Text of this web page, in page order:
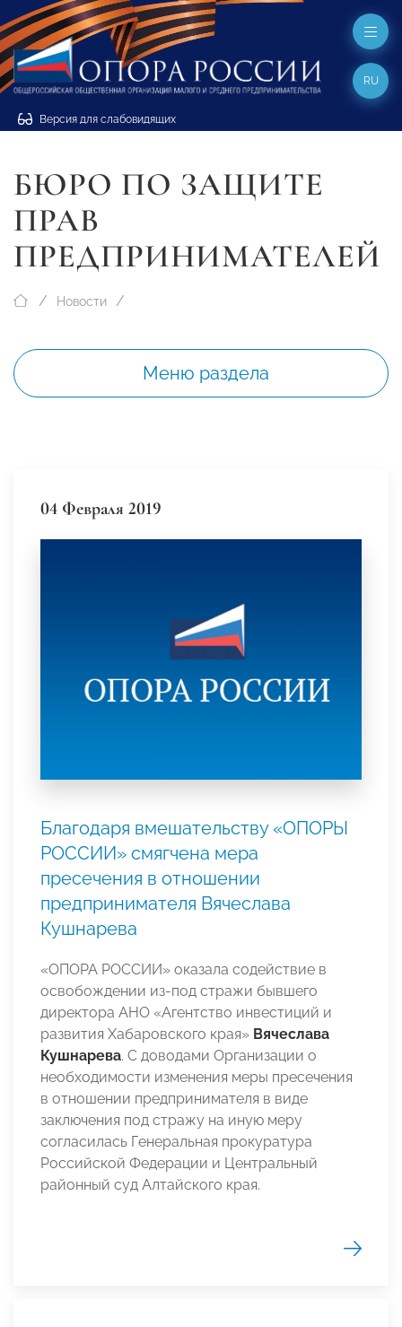
Версия для слабовидящих
RU
БЮРО ПО ЗАЩИТЕ
ПРАВ
ПРЕДПРИНИМАТЕЛЕЙ
Новости
Меню раздела
04 Февраля 2019
Благодаря вмешательству «ОПОРЫ
РОССИИ» смягчена мера
пресечения в отношении
предпринимателя Вячеслава
Кушнарева
«ОПОРА РОССИИ» оказала содействие в
освобождении из-под стражи бывшего
директора АНО «Агентство инвестиций и
развития Хабаровского края» Вячеслава
Кушнарева. С доводами Организации о
необходимости изменения меры пресечения
в отношении предпринимателя в виде
заключения под стражу на иную меру
согласилась Генеральная прокуратура
Российской Федерации и Центральный
районный суд Алтайского края.